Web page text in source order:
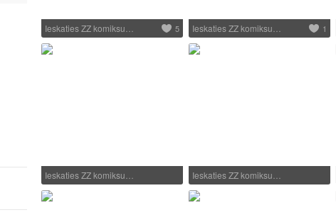
Ieskaties ZZ komiksu… 5 Ieskaties ZZ komiksu… 1
Ieskaties ZZ komiksu… Ieskaties ZZ komiksu…